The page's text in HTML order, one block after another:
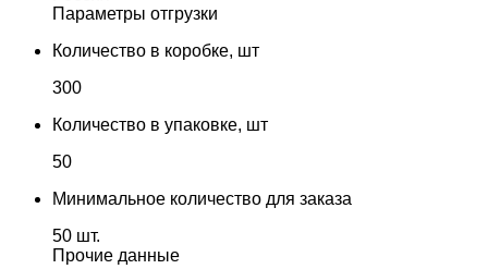
Параметры отгрузки
Количество в коробке, шт
300
Количество в упаковке, шт
50
Минимальное количество для заказа
50 шт.
Прочие данные